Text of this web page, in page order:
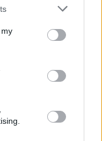
or more Google
You may click to
third-party tags to
in below Google